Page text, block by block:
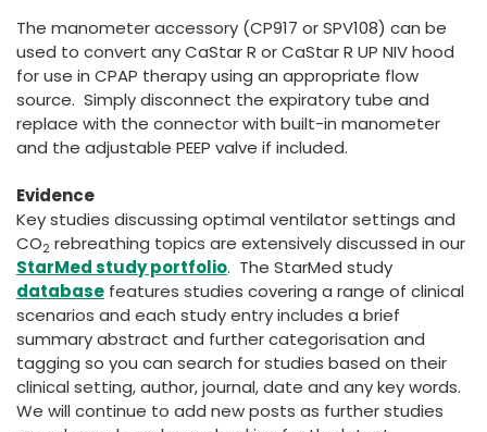
The manometer accessory (CP917 or SPV108) can be
used to convert any CaStar R or CaStar R UP NIV hood
for use in CPAP therapy using an appropriate flow
source. Simply disconnect the expiratory tube and
replace with the connector with built-in manometer
and the adjustable PEEP valve if included.
Evidence
Key studies discussing optimal ventilator settings and
CO2 rebreathing topics are extensively discussed in our
StarMed study portfolio. The StarMed study
database features studies covering a range of clinical
scenarios and each study entry includes a brief
summary abstract and further categorisation and
tagging so you can search for studies based on their
clinical setting, author, journal, date and any key words.
We will continue to add new posts as further studies